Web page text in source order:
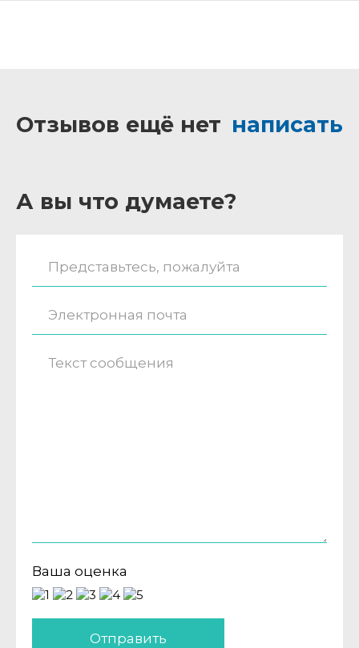
Отзывов ещё нет написать
А вы что думаете?
Ваша оценка
Отправить